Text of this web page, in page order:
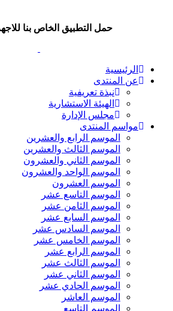
حمل التطبيق الخاص بنا
الرئيسية
عن المنتدى
نبذة تعريفية
الهيئة الاستشارية
مجلس الإدارة
مواسم المنتدى
الموسم الرابع والعشرين
الموسم الثالث والعشرين
الموسم الثاني والعشرون
الموسم الواحد والعشرون
الموسم العشرون
الموسم التاسع عشر
الموسم الثامن عشر
الموسم السابع عشر
الموسم السادس عشر
الموسم الخامس عشر
الموسم الرابع عشر
الموسم الثالث عشر
الموسم الثاني عشر
الموسم الحادي عشر
الموسم العاشر
الموسم التاسع